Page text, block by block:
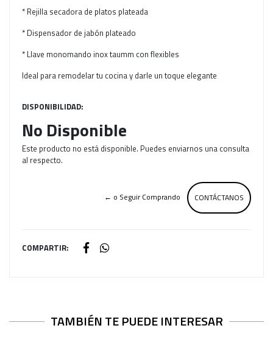
* Rejilla secadora de platos plateada
* Dispensador de jabón plateado
* Llave monomando inox taumm con flexibles
Ideal para remodelar tu cocina y darle un toque elegante
DISPONIBILIDAD:
No Disponible
Este producto no está disponible. Puedes enviarnos una consulta
al respecto.
CONTÁCTANOS
← o Seguir Comprando
COMPARTIR:
TAMBIÉN TE PUEDE INTERESAR